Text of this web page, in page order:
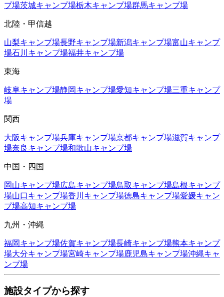
プ場茨城キャンプ場栃木キャンプ場群馬キャンプ場
北陸・甲信越
山梨キャンプ場長野キャンプ場新潟キャンプ場富山キャンプ
場石川 キャンプ場福井キャンプ場
東海
岐阜キャンプ場静岡キャンプ場愛知キャンプ場三重キャンプ
場
関西
大阪キャンプ場兵庫キャンプ場京都キャンプ場滋賀キャンプ
場奈良 キャンプ場和歌山キャンプ場
中国・四国
岡山キャンプ場広島キャンプ場鳥取キャンプ場島根キャンプ
場山口キャンプ場香川 キャンプ場徳島キャンプ場愛媛キャン
プ場高知キャンプ場
九州・沖縄
福岡キャンプ場佐賀キャンプ場長崎キャンプ場熊本キャンプ
場大分キャンプ場宮崎キャンプ場鹿児島キャンプ場沖縄キャ
ンプ場
施設タイプから探す